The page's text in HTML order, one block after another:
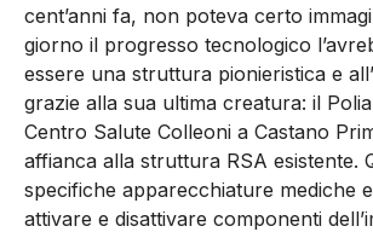
cent’anni fa, non poteva certo
giorno il progresso tecnologico
essere una struttura pionieristica e
grazie alla sua ultima creatura: il
Centro Salute Colleoni a Castano
affianca alla struttura RSA esistente.
specifiche apparecchiature mediche
attivare e disattivare componenti